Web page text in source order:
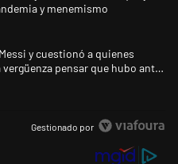
y menemismo
"Milei despidió a Jorge Messi y
y cuestionó a quienes
pensar que hubo anti-
Gestionado por